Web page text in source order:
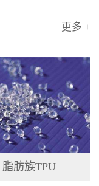
更多 +
脂肪族TPU